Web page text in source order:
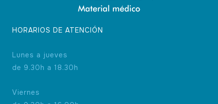
HORARIOS DE ATENCIÓN
Lunes a jueves
de 9.30h a 18.30h
Viernes